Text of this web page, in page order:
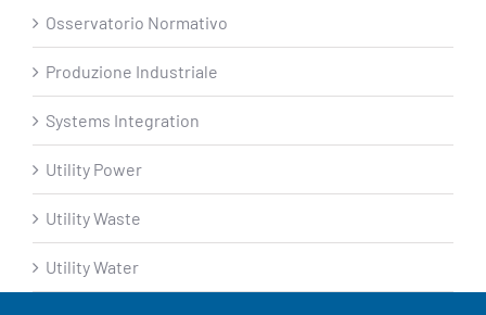
Osservatorio Normativo
Produzione Industriale
Systems Integration
Utility Power
Utility Waste
Utility Water